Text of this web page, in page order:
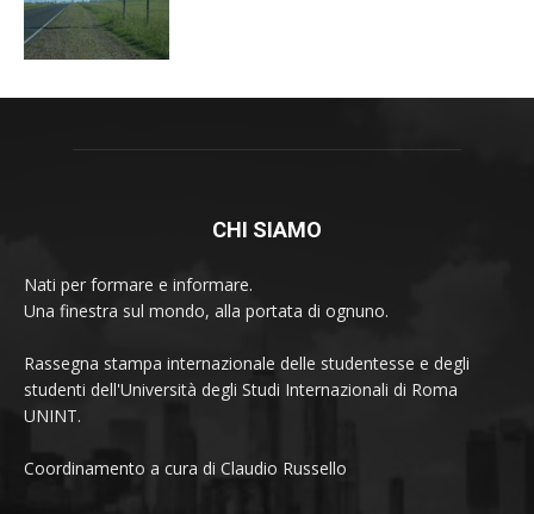
CHI SIAMO
Nati per formare e informare.
Una finestra sul mondo, alla portata di ognuno.
Rassegna stampa internazionale delle studentesse e degli
studenti dell'Università degli Studi Internazionali di Roma
UNINT.
Coordinamento a cura di Claudio Russello